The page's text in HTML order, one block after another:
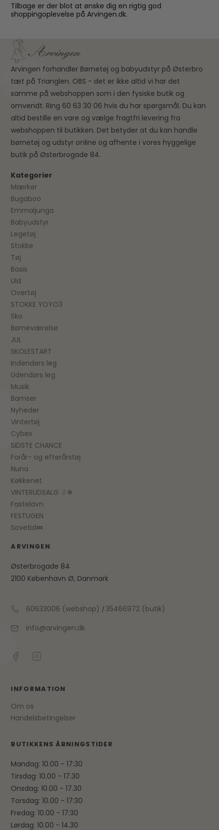
Tilbage er der blot at ønske dig en rigtig god
shoppingoplevelse på Arvingen.dk.
Arvingen forhandler Børnetøj og babyudstyr på Østerbro
tæt på Trianglen. OBS - det er ikke altid vi har det
samme på webshoppen som i den fysiske butik og
omvendt. Ring 60 63 30 06 hvis du har spørgsmål. Du kan
altid bestille en vare og vælge fragtfri levering fra
webshoppen til butikken. Det betyder at du kan handle
børnetøj og udstyr online og afhente i vores hyggelige
butik på Østerbrogade 84.
Kategorier
Mærker
Bugaboo
Emmaljunga
Babyudstyr
Legetøj
Stokke
Tøj
Basis
Uld
Overtøj
STOKKE YOYO3
Sko
Børneværelse
JUL
SKOLESTART
Indendørs leg
Udendørs leg
Musik
Bamser
Nyheder
Vintertøj
Cybex
SIDSTE CHANCE
Forår- og efterårstøj
Nuna
Køkkenet
VINTERUDSALG ☃❄
Fastelavn
FESTUGEN
Sovetid💤
ARVINGEN
Østerbrogade 84
2100 København Ø, Danmark
60633006 (webshop) / 35466972 (butik)
info@arvingen.dk
INFORMATION
Om os
Handelsbetingelser
BUTIKKENS ÅBNINGSTIDER
Mandag: 10.00 - 17:30
Tirsdag: 10.00 - 17.30
Onsdag: 10.00 - 17.30
Torsdag: 10.00 - 17:30
Fredag: 10.00 - 17:30
Lørdag: 10.00 - 14.30